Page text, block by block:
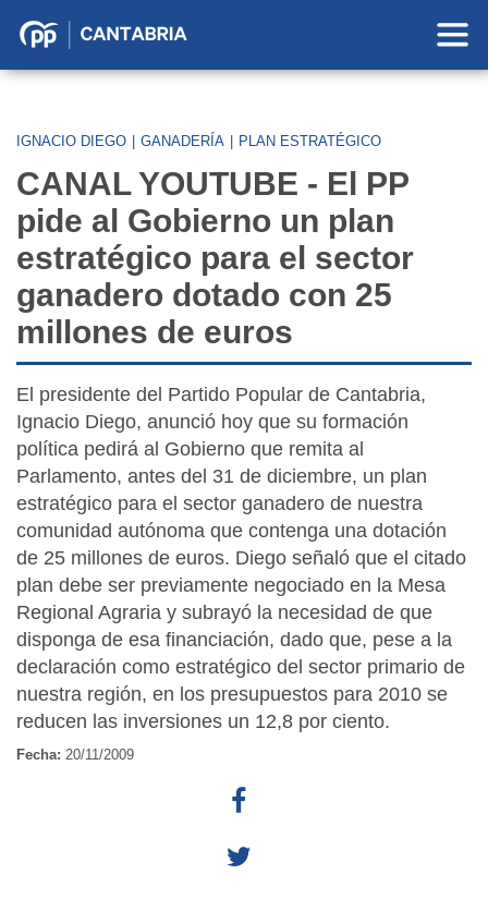
Partido
Cantabria
IGNACIO DIEGO GANADERÍA PLAN ESTRATÉGICO
CANAL YOUTUBE - El PP
pide al Gobierno un plan
estratégico para el sector
ganadero dotado con 25
millones de euros
El presidente del Partido Popular de Cantabria,
Ignacio Diego, anunció hoy que su formación
política pedirá al Gobierno que remita al
Parlamento, antes del 31 de diciembre, un plan
estratégico para el sector ganadero de nuestra
comunidad autónoma que contenga una dotación
de 25 millones de euros. Diego señaló que el citado
plan debe ser previamente negociado en la Mesa
Regional Agraria y subrayó la necesidad de que
disponga de esa financiación, dado que, pese a la
declaración como estratégico del sector primario de
nuestra región, en los presupuestos para 2010 se
reducen las inversiones un 12,8 por ciento.
Fecha: 20/11/2009